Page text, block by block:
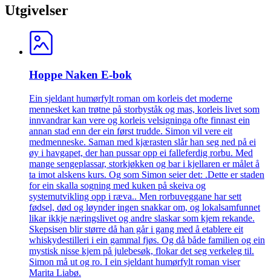
Utgivelser
Hoppe Naken E-bok
Ein sjeldant humørfylt roman om korleis det moderne
mennesket kan trøtne på storbyståk og mas, korleis livet som
innvandrar kan vere og korleis velsigninga ofte finnast ein
annan stad enn der ein først trudde. Simon vil vere eit
medmenneske. Saman med kjærasten slår han seg ned på ei
øy i havgapet, der han pussar opp ei falleferdig rorbu. Med
mange sengeplassar, storkjøkken og bar i kjellaren er målet å
ta imot alskens kurs. Og som Simon seier det: .Dette er staden
for ein skalla sogning med kuken på skeiva og
systemutvikling opp i ræva.. Men rorbuveggane har sett
fødsel, død og løynder ingen snakkar om, og lokalsamfunnet
likar ikkje næringslivet og andre slaskar som kjem rekande.
Skepsisen blir større då han går i gang med å etablere eit
whiskydestilleri i ein gammal fjøs. Og då både familien og ein
mystisk nisse kjem på julebesøk, flokar det seg verkeleg til.
Simon må ut og ro. I ein sjeldant humørfylt roman viser
Marita Liabø.